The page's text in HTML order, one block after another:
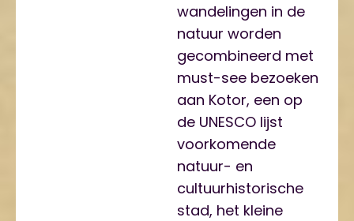
wandelingen in de
natuur worden
gecombineerd met
must-see bezoeken
aan Kotor, een op
de UNESCO lijst
voorkomende
natuur- en
cultuurhistorische
stad, het kleine